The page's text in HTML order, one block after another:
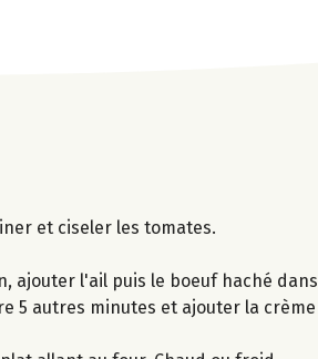
et ciseler les tomates.
ajouter l'ail puis le boeuf haché dans
5 autres minutes et ajouter la crème